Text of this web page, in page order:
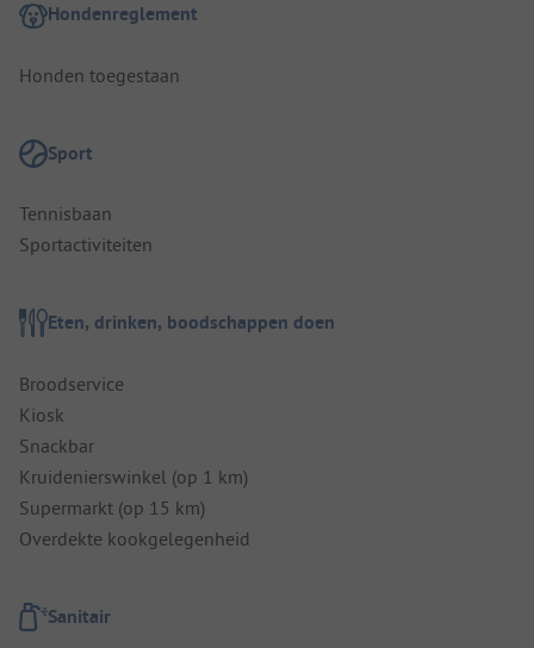
Hondenreglement
Honden toegestaan
Sport
Tennisbaan
Sportactiviteiten
Eten, drinken, boodschappen doen
Broodservice
Kiosk
Snackbar
Kruidenierswinkel (op 1 km)
Supermarkt (op 15 km)
Overdekte kookgelegenheid
Sanitair